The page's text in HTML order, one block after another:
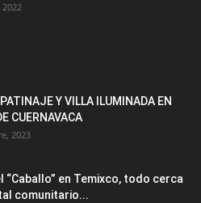
Y VILLA ILUMINADA EN
CUERNAVACA
2023
“Caballo” en Temixco, todo cerca
comunitario...